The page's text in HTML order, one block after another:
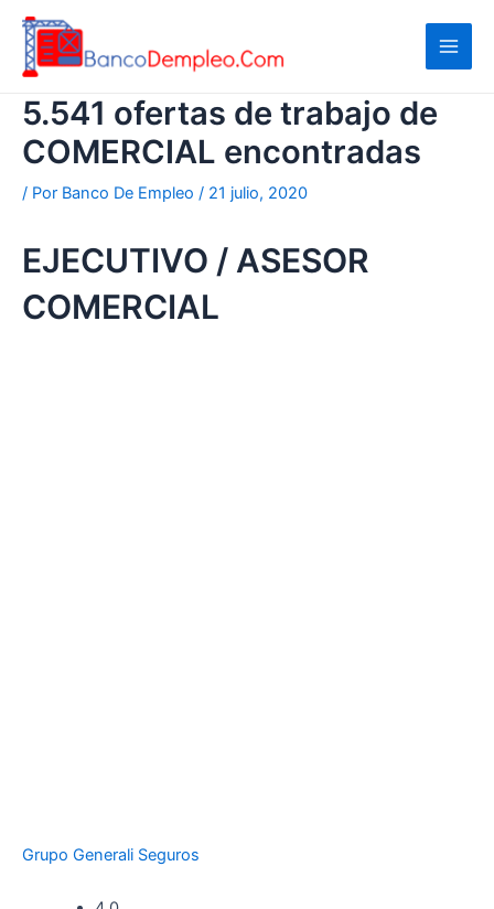
contenido
5.541 ofertas de trabajo de
COMERCIAL encontradas
/ Por Banco De Empleo / 21 julio, 2020
EJECUTIVO / ASESOR
COMERCIAL
Grupo Generali Seguros